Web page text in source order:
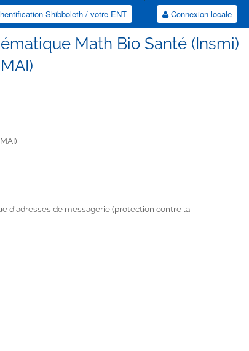
Shibboleth / votre ENT Connexion locale
Math Bio Santé (Insmi)
d'adresses de messagerie (protection contre la